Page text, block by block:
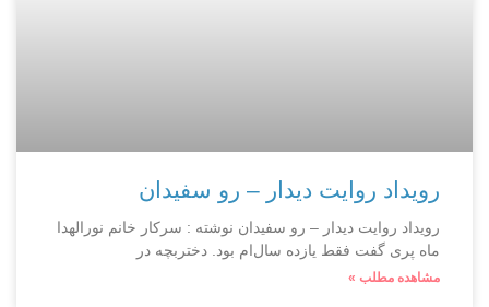
رویداد روایت دیدار – رو سفیدان
رویداد روایت دیدار – رو سفیدان نوشته : سرکار خانم نورالهدا
ماه پری گفت فقط یازده‌ سال‌ام بود. دختربچه‌ در
مشاهده مطلب »